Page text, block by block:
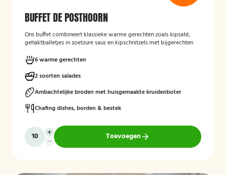
BUFFET DE POSTHOORN
Ons buffet combineert klassieke warme gerechten zoals kipsaté,
gehaktballetjes in zoetzure saus en kipschnitzels met bijgerechten
frisse rauwkost, gemengde salades en vers brood met kruidenboter
voor een compleet en smaakvol geheel.
Mogelijk te bestellen zonder borden en bestek!
6 warme gerechten
2 soorten salades
Ambachtelijke broden met huisgemaakte kruidenboter
Chafing dishes, borden & bestek
Toevoegen